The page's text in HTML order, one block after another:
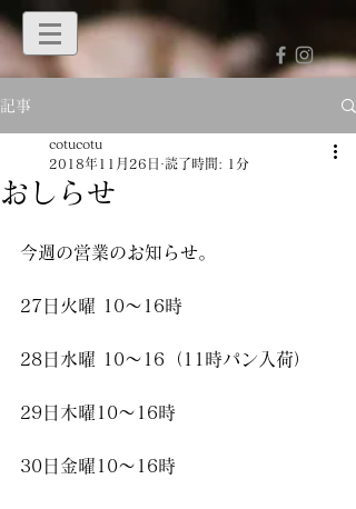
記事
おしらせ
cotucotu
2018年11月26日 読了時間: 1分
今週の営業のお知らせ。
27日火曜 10〜16時
28日水曜 10〜16（11時パン入荷）
29日木曜10〜16時
30日金曜10〜16時